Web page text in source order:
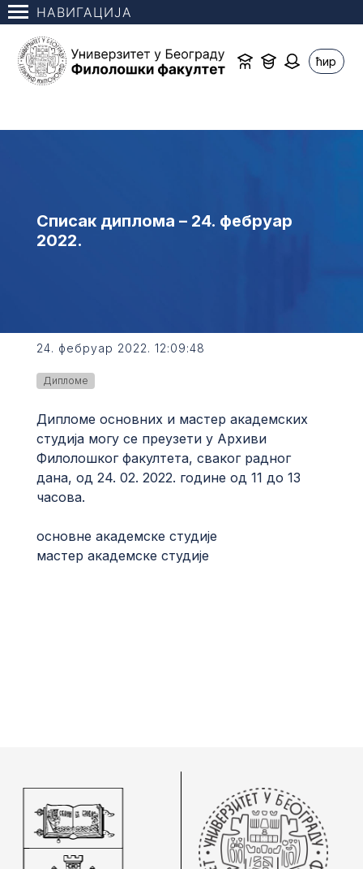
НАВИГАЦИЈА
ћир
Списак диплома – 24. фебруар
2022.
24. фебруар 2022. 12:09:48
Дипломе
Дипломе основних и мастер академских
студија могу се преузети у Архиви
Филолошког факултета, сваког радног
дана, од 24. 02. 2022. године од 11 до 13
часова.
основне академске студије
мастер академске студије